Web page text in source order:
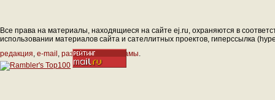
Все права на материалы, находящиеся на сайте ej.ru, охраняются в
использовании материалов сайта и сателлитных проектов, гиперссылка
редакция, e-mail , размещение рекламы.